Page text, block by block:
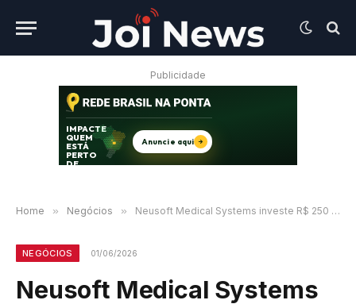
Publicidade
Home » Negócios » Neusoft Medical Systems investe R$ 250 milhões em Santa Catarina para produzir equipamentos de alta tecnologia
NEGÓCIOS 01/06/2026
Neusoft Medical Systems